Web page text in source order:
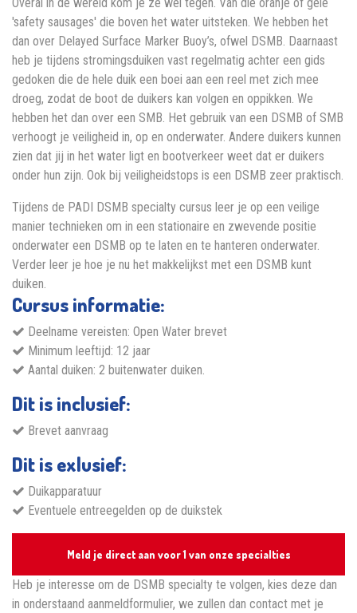
'safety sausages' die boven het water uitsteken. We hebben het
dan over Delayed Surface Marker Buoy’s, ofwel DSMB. Daarnaast
heb je tijdens stromingsduiken vast regelmatig achter een gids
gedoken die de hele duik een boei aan een reel met zich mee
droeg, zodat de boot de duikers kan volgen en oppikken. We
hebben het dan over een SMB. Het gebruik van een DSMB of SMB
verhoogt je veiligheid in, op en onderwater. Andere duikers kunnen
zien dat jij in het water ligt en bootverkeer weet dat er duikers
onder hun zijn. Ook bij veiligheidstops is een DSMB zeer praktisch.
Tijdens de PADI DSMB specialty cursus leer je op een veilige
manier technieken om in een stationaire en zwevende positie
onderwater een DSMB op te laten en te hanteren onderwater.
Verder leer je hoe je nu het makkelijkst met een DSMB kunt
duiken.
Cursus informatie:
Deelname vereisten: Open Water brevet
Minimum leeftijd: 12 jaar
Aantal duiken: 2 buitenwater duiken.
Dit is inclusief:
Brevet aanvraag
Dit is exlusief:
Duikapparatuur
Eventuele entreegelden op de duikstek
Meld je direct aan voor 1 van onze specialties
Heb je interesse om de DSMB specialty te volgen, kies deze dan
in onderstaand aanmeldformulier, we zullen dan contact met je